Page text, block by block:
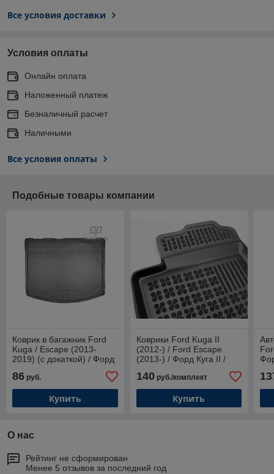
Все условия доставки
Условия оплаты
Онлайн оплата
Наложенный платеж
Безналичный расчет
Наличными
Все условия оплаты
Подобные товары компании
Коврик в багажник Ford
Kuga / Escape (2013-
2019) (с докаткой) / Форд
86 руб.
Купить
Коврики Ford Kuga II
(2012-) / Ford Escape
(2013-) / Форд Куга II /
140руб./комплект
Купить
О нас
Рейтинг не сформирован
Менее 5 отзывов за последний год